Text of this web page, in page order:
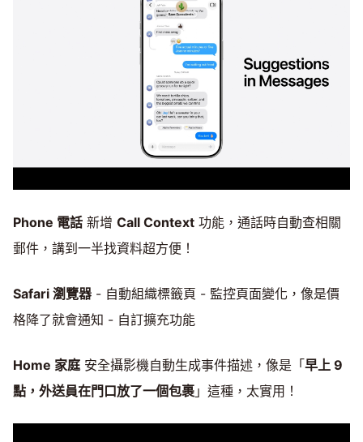
Phone 電話 新增 Call Context 功能，通話時自動查相關
郵件，講到一半找資料超方便！
Safari 瀏覽器 - 自動組織標籤頁 - 監控頁面變化，像是價
格降了就會通知 - 自訂擴充功能
Home 家庭 安全攝影機自動生成事件描述，像是「早上 9
點，外送員在門口放了一個包裹 」這種，太實用！